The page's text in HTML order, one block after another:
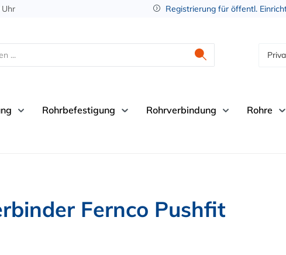
Registrierung für öffentl.
Rohrbefestigung Rohrverbindung Rohre
Fernco Pushfit